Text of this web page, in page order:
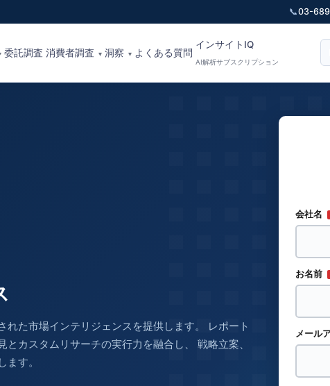
📞03-
委託調査 消費者調査 ▾ 洞察 ▾ よくある質問
インサイトIQ
AI解析サブスクリプション
た市場インテリジェンスを提供します。 レポート
カスタムリサーチの実行力を融合し、 戦略立案、
す。
会社名
お名前
メール